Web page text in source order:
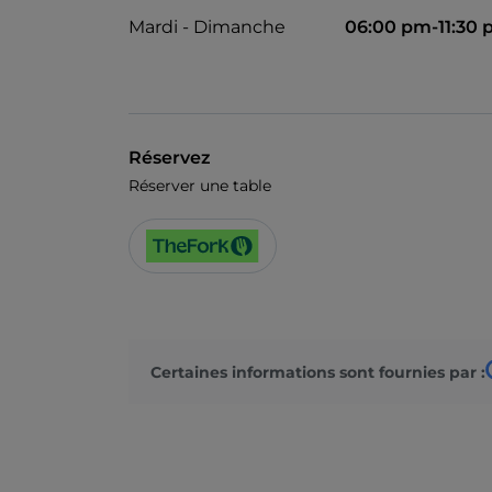
Mardi - Dimanche
06:00 pm-11:30
Réservez
Réserver une table
Certaines informations sont fournies par :